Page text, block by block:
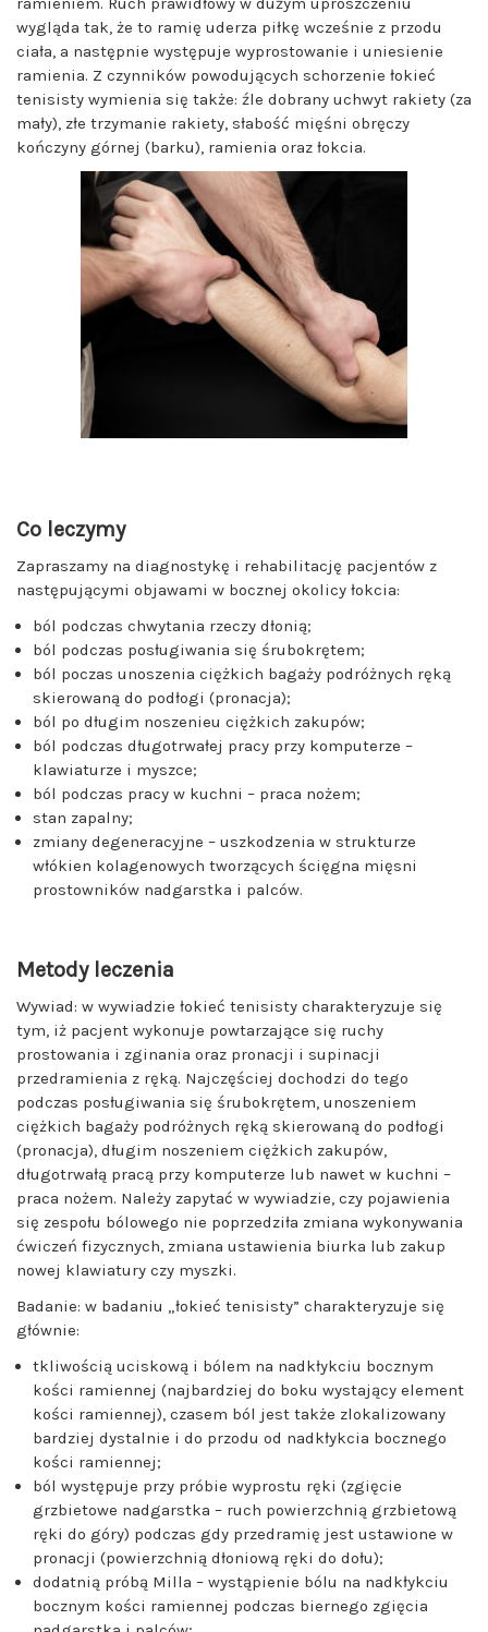
wygląda tak, że to ramię uderza piłkę wcześnie z przodu
ciała, a następnie występuje wyprostowanie i uniesienie
ramienia. Z czynników powodujących schorzenie łokieć
tenisisty wymienia się także: źle dobrany uchwyt rakiety (za
mały), złe trzymanie rakiety, słabość mięśni obręczy
kończyny górnej (barku), ramienia oraz łokcia.
Co leczymy
Zapraszamy na diagnostykę i rehabilitację pacjentów z
następującymi objawami w bocznej okolicy łokcia:
ból podczas chwytania rzeczy dłonią;
ból podczas posługiwania się śrubokrętem;
ból poczas unoszenia ciężkich bagaży podróżnych ręką
skierowaną do podłogi (pronacja);
ból po długim noszenieu ciężkich zakupów;
ból podczas długotrwałej pracy przy komputerze –
klawiaturze i myszce;
ból podczas pracy w kuchni – praca nożem;
stan zapalny;
zmiany degeneracyjne – uszkodzenia w strukturze
włókien kolagenowych tworzących ścięgna mięsni
prostowników nadgarstka i palców.
Metody leczenia
Wywiad: w wywiadzie łokieć tenisisty charakteryzuje się
tym, iż pacjent wykonuje powtarzające się ruchy
prostowania i zginania oraz pronacji i supinacji
przedramienia z ręką. Najczęściej dochodzi do tego
podczas posługiwania się śrubokrętem, unoszeniem
ciężkich bagaży podróżnych ręką skierowaną do podłogi
(pronacja), długim noszeniem ciężkich zakupów,
długotrwałą pracą przy komputerze lub nawet w kuchni –
praca nożem. Należy zapytać w wywiadzie, czy pojawienia
się zespołu bólowego nie poprzedziła zmiana wykonywania
ćwiczeń fizycznych, zmiana ustawienia biurka lub zakup
nowej klawiatury czy myszki.
Badanie: w badaniu „łokieć tenisisty” charakteryzuje się
głównie:
tkliwością uciskową i bólem na nadkłykciu bocznym
kości ramiennej (najbardziej do boku wystający element
kości ramiennej), czasem ból jest także zlokalizowany
bardziej dystalnie i do przodu od nadkłykcia bocznego
kości ramiennej;
ból występuje przy próbie wyprostu ręki (zgięcie
grzbietowe nadgarstka – ruch powierzchnią grzbietową
ręki do góry) podczas gdy przedramię jest ustawione w
pronacji (powierzchnią dłoniową ręki do dołu);
dodatnią próbą Milla – wystąpienie bólu na nadkłykciu
bocznym kości ramiennej podczas biernego zgięcia